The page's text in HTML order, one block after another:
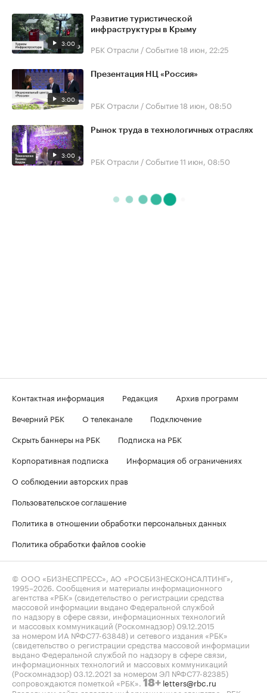
3:00
Развитие туристической
инфраструктуры в Крыму
РБК Отрасли / Событие18 июн, 22:25
3:00
Презентация НЦ «Россия»
РБК Отрасли / Событие18 июн, 08:50
3:00
Рынок труда в технологичных отраслях
РБК Отрасли / Событие11 июн, 08:50
Контактная информация Редакция
Архив программ
Вечерний РБК
О телеканале
Подключение
Скрыть баннеры на РБК
Подписка на РБК
Корпоративная подписка
Информация об ограничениях
О соблюдении авторских прав
Пользовательское соглашение
Политика в отношении обработки персональных данных
Политика обработки файлов cookie
© ООО «БИЗНЕСПРЕСС», АО «РОСБИЗНЕСКОНСАЛТИНГ»,
1995–2026 . Сообщения и материалы информационного
агентства «РБК» (свидетельство о регистрации средства
массовой информации выдано Федеральной службой
по надзору в сфере связи, информационных технологий
и массовых коммуникаций (Роскомнадзор) 09.12.2015
за номером ИА №ФС77-63848) и сетевого издания «РБК»
(свидетельство о регистрации средства массовой информации
выдано Федеральной службой по надзору в сфере связи,
информационных технологий и массовых коммуникаций
(Роскомнадзор) 03.12.2021 за номером ЭЛ №ФС77-82385)
сопровождаются пометкой «РБК». 18+ letters@rbc.ru